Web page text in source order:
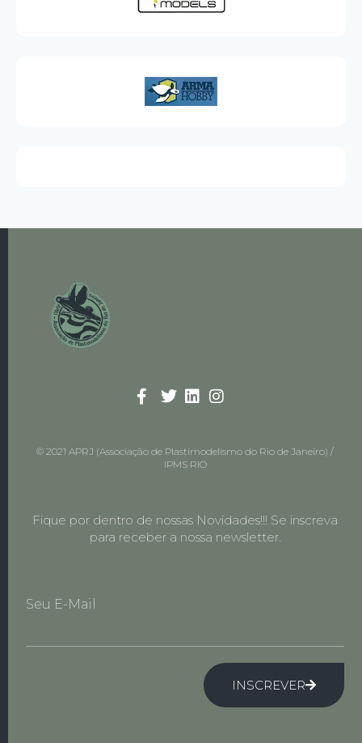
© 2021 APRJ (Associação de Plastimodelismo do Rio de Janeiro) /
IPMS RIO
Fique por dentro de nossas Novidades!!! Se inscreva
para receber a nossa newsletter.
Seu E-Mail
INSCREVER